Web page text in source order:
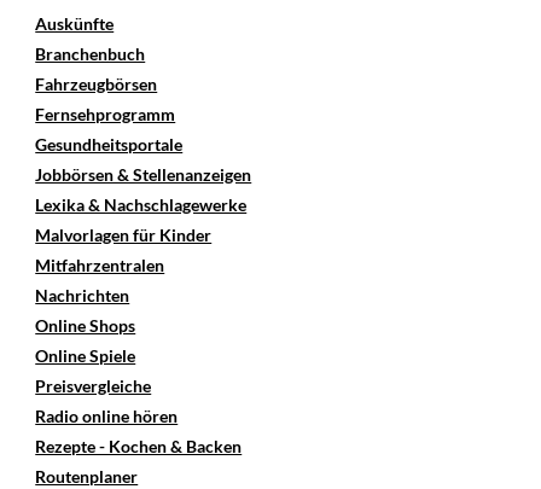
Auskünfte
Branchenbuch
Fahrzeugbörsen
Fernsehprogramm
Gesundheitsportale
Jobbörsen & Stellenanzeigen
Lexika & Nachschlagewerke
Malvorlagen für Kinder
Mitfahrzentralen
Nachrichten
Online Shops
Online Spiele
Preisvergleiche
Radio online hören
Rezepte - Kochen & Backen
Routenplaner